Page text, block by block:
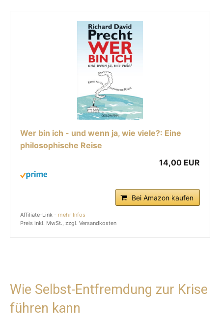
Wer bin ich - und wenn ja, wie viele?: Eine
philosophische Reise
14,00 EUR
Bei Amazon kaufen
Affiliate-Link - mehr Infos
Preis inkl. MwSt., zzgl. Versandkosten
Wie Selbst-Entfremdung zur Krise
führen kann